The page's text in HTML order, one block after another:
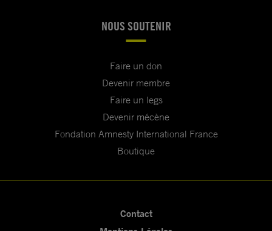
NOUS SOUTENIR
Faire un don
Devenir membre
Faire un legs
Devenir mécène
Fondation Amnesty International France
Boutique
Contact